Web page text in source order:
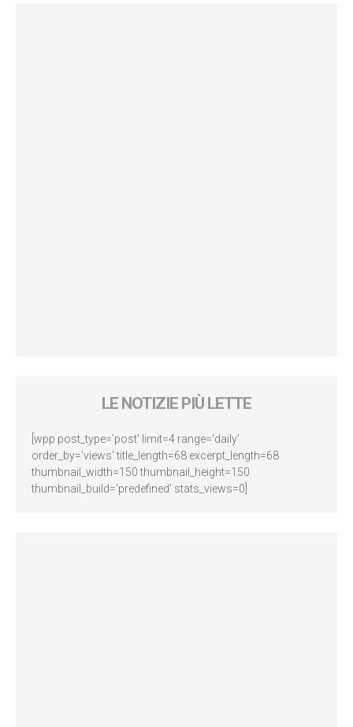
LE NOTIZIE PIÙ LETTE
[wpp post_type='post' limit=4 range='daily'
order_by='views' title_length=68 excerpt_length=68
thumbnail_width=150 thumbnail_height=150
thumbnail_build='predefined' stats_views=0]